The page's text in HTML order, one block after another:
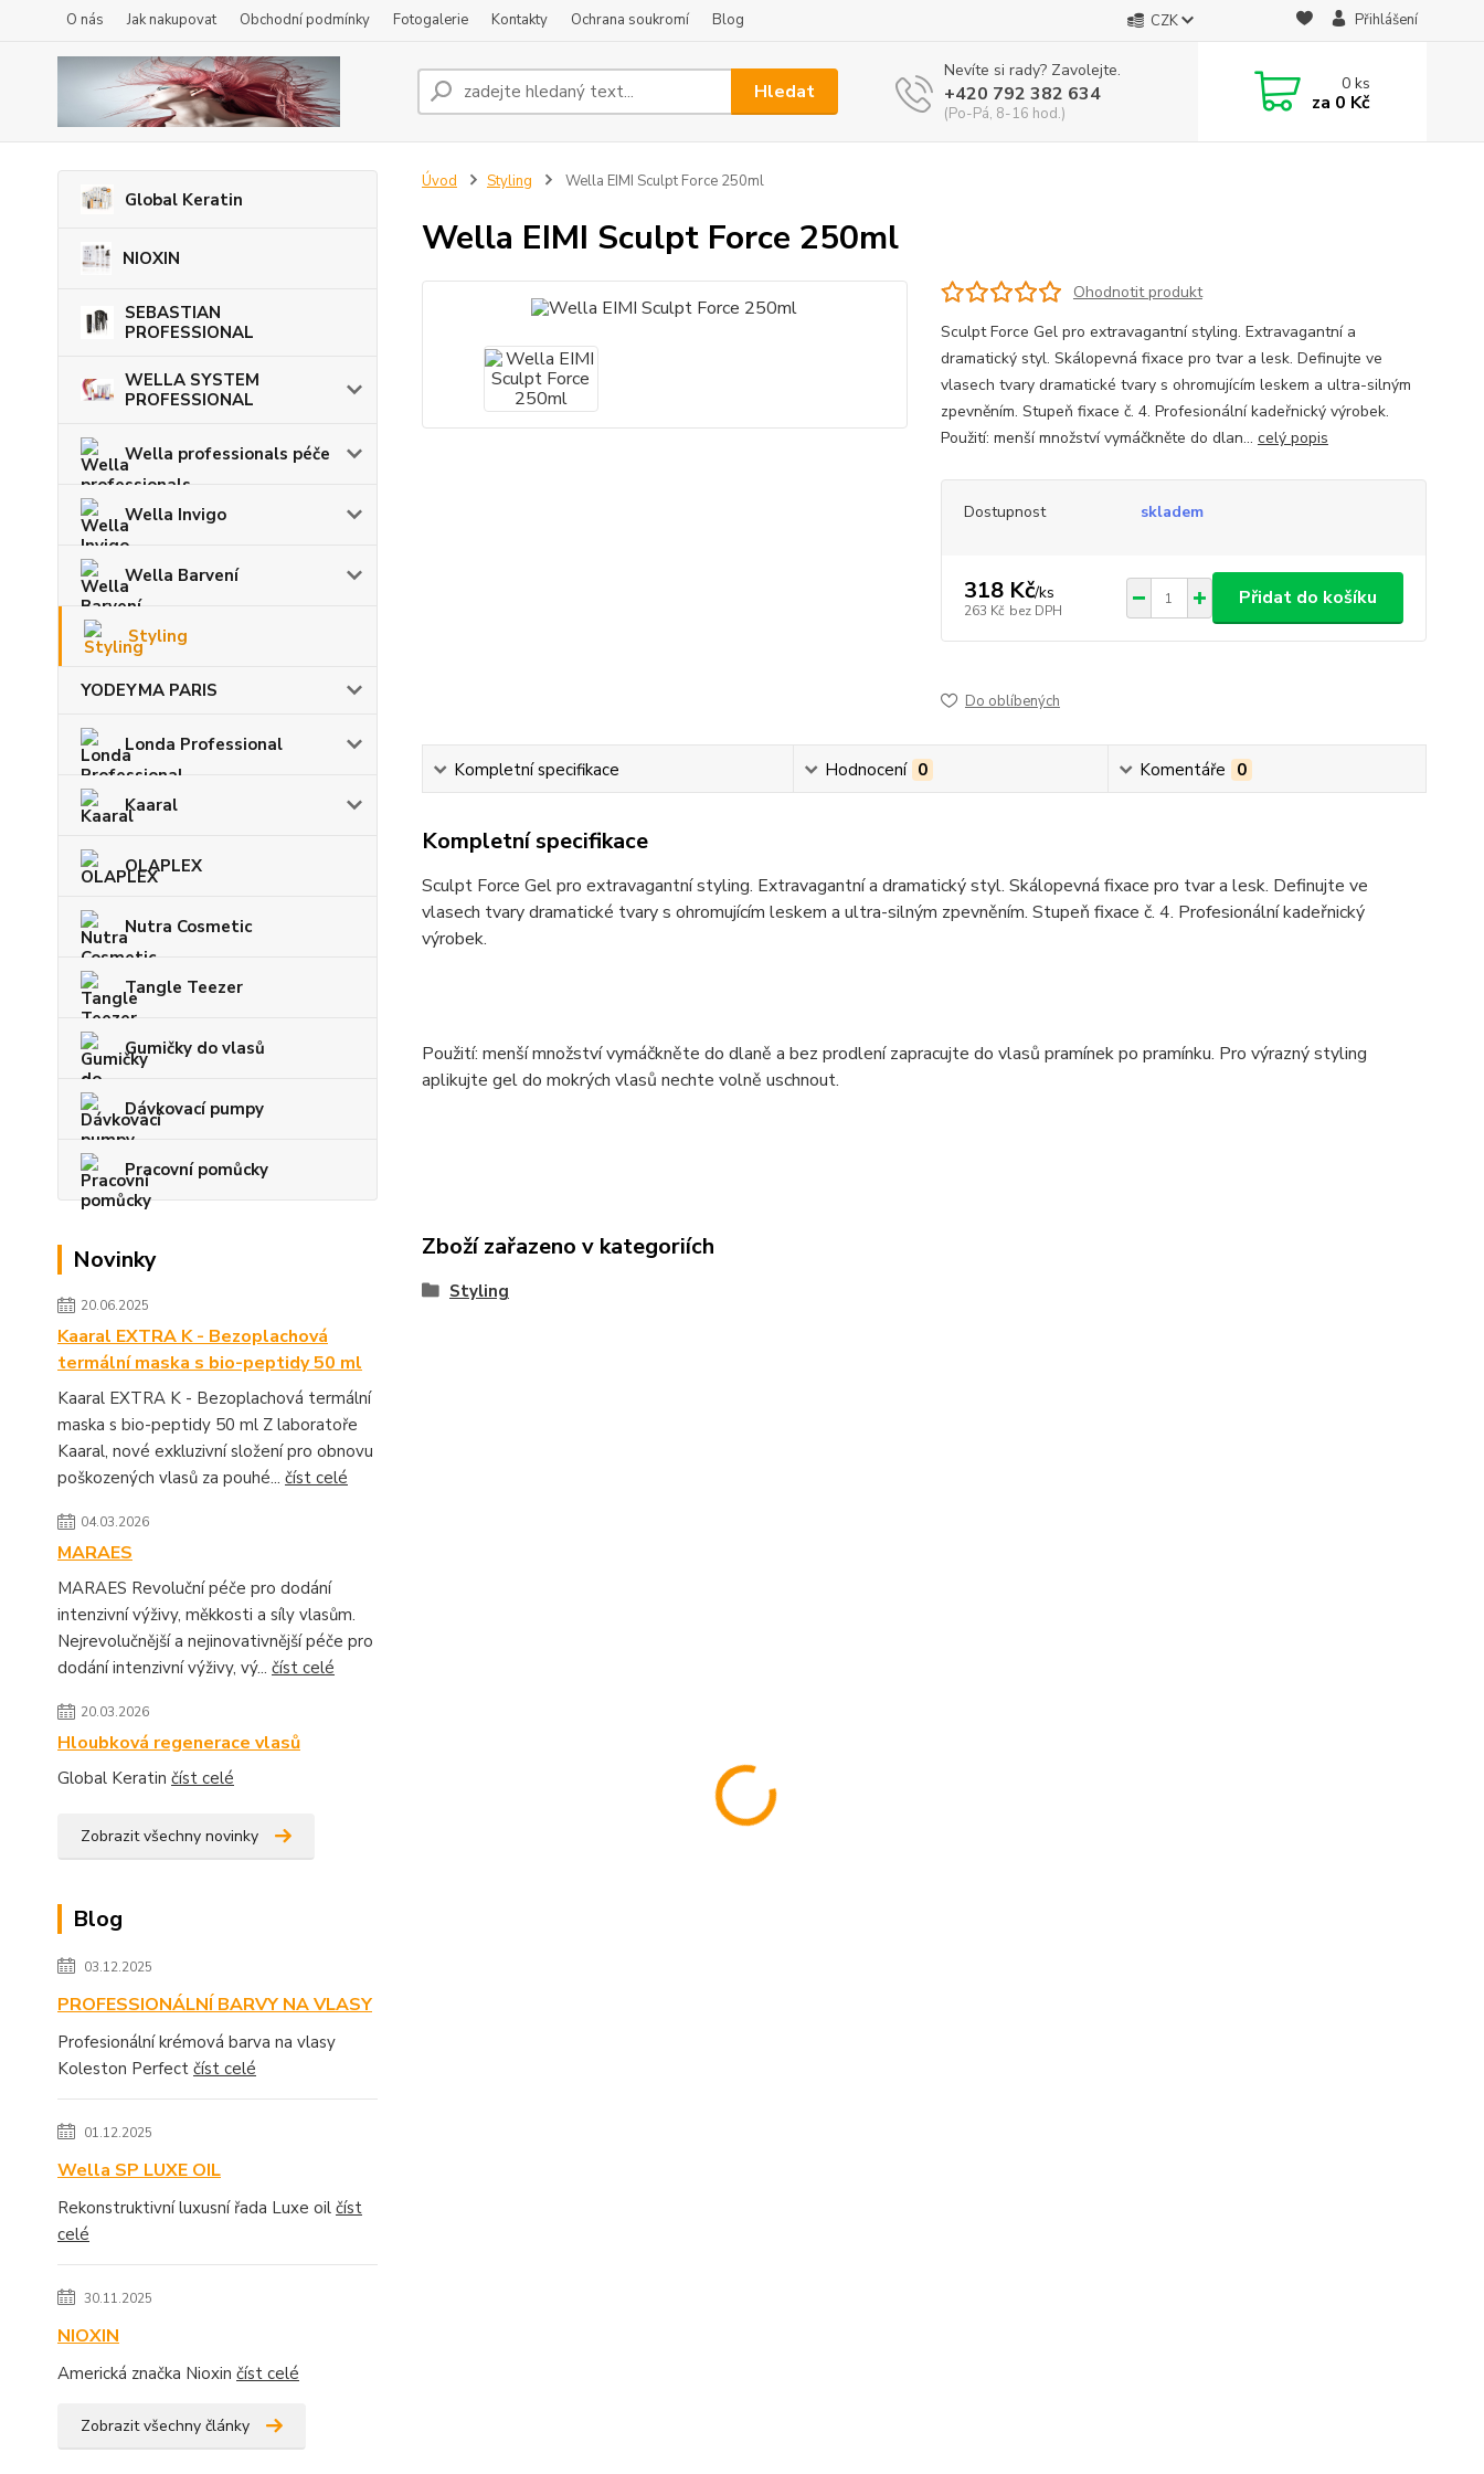
O nás Jak nakupovat Obchodní podmínky Fotogalerie Kontakty Ochrana soukromí Blog CZK Přihlášení
Hledat
Nevíte si rady? Zavolejte.
+420 792 382 634
(Po-Pá, 8-16 hod.)
0ks
za 0 Kč
Global Keratin
NIOXIN
SEBASTIAN
PROFESSIONAL
WELLA SYSTEM
PROFESSIONAL
Wella professionals péče
Wella Invigo
Wella Barvení
Styling
YODEYMA PARIS
Londa Professional
Kaaral
OLAPLEX
Nutra Cosmetic
Tangle Teezer
Gumičky do vlasů
Dávkovací pumpy
Pracovní pomůcky
Novinky
20.06.2025
Kaaral EXTRA K - Bezoplachová
termální maska s bio-peptidy 50 ml
Kaaral EXTRA K - Bezoplachová termální
maska s bio-peptidy 50 ml Z laboratoře
Kaaral, nové exkluzivní složení pro obnovu
poškozených vlasů za pouhé... číst celé
04.03.2026
MARAES
MARAES Revoluční péče pro dodání
intenzivní výživy, měkkosti a síly vlasům.
Nejrevolučnější a nejinovativnější péče pro
dodání intenzivní výživy, vý... číst celé
20.03.2026
Hloubková regenerace vlasů
Global Keratin číst celé
Zobrazit všechny novinky
Blog
03.12.2025
PROFESSIONÁLNÍ BARVY NA VLASY
Profesionální krémová barva na vlasy
Koleston Perfect číst celé
01.12.2025
Wella SP LUXE OIL
Rekonstruktivní luxusní řada Luxe oil číst
celé
30.11.2025
NIOXIN
Americká značka Nioxin číst celé
Zobrazit všechny články
Úvod Styling Wella EIMI Sculpt Force 250ml
Wella EIMI Sculpt Force 250ml
Ohodnotit produkt
Sculpt Force Gel pro extravagantní styling. Extravagantní a
dramatický styl. Skálopevná fixace pro tvar a lesk. Definujte ve
vlasech tvary dramatické tvary s ohromujícím leskem a ultra-silným
zpevněním. Stupeň fixace č. 4. Profesionální kadeřnický výrobek.
Použití: menší množství vymáčkněte do dlan... celý popis
Dostupnost skladem
318 Kč/ks
263 Kč bez DPH
Přidat do košíku
Do oblíbených
Kompletní specifikace Hodnocení 0 Komentáře 0
Kompletní specifikace
Sculpt Force Gel pro extravagantní styling. Extravagantní a dramatický styl. Skálopevná fixace pro tvar a lesk. Definujte ve
vlasech tvary dramatické tvary s ohromujícím leskem a ultra-silným zpevněním. Stupeň fixace č. 4. Profesionální kadeřnický
výrobek.
Použití: menší množství vymáčkněte do dlaně a bez prodlení zapracujte do vlasů pramínek po pramínku. Pro výrazný styling
aplikujte gel do mokrých vlasů nechte volně uschnout.
Zboží zařazeno v kategoriích
Styling